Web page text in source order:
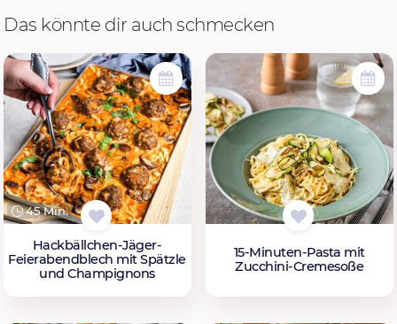
Das könnte dir auch schmecken
45 Min.
Hackbällchen-Jäger-
Feierabendblech mit Spätzle
und Champignons
15-Minuten-Pasta mit
Zucchini-Cremesoße